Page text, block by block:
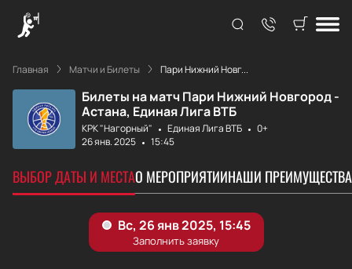
Главная Матчи и Билеты Пари Нижний Новг...
Билеты на матч Пари Нижний Новгород -
Астана, Единая Лига ВТБ
КРК "Нагорный" Единая Лига ВТБ
0+
26 янв. 2025
15:45
ВЫБОР ДАТЫ И МЕСТАО МЕРОПРИЯТИИНАШИ ПРЕИМУЩЕСТВА